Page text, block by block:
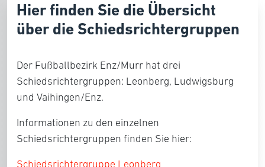
Hier finden Sie die Übersicht
über die Schiedsrichtergruppen
Der Fußballbezirk Enz/Murr hat drei
Schiedsrichtergruppen: Leonberg, Ludwigsburg
und Vaihingen/Enz.
Informationen zu den einzelnen
Schiedsrichtergruppen finden Sie hier:
Schiedsrichtergruppe Leonberg